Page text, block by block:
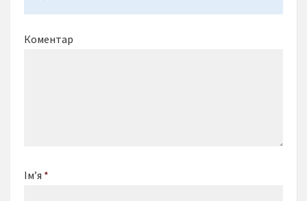
Коментар
Ім’я *